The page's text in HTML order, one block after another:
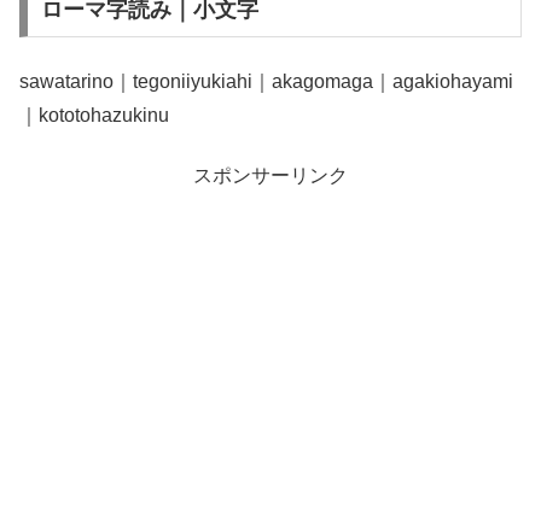
ローマ字読み｜小文字
sawatarino｜tegoniiyukiahi｜akagomaga｜agakiohayami
｜kototohazukinu
スポンサーリンク